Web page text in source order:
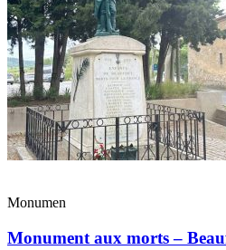
Monumen
Monument aux morts –